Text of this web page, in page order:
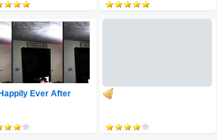
Happily Ever After